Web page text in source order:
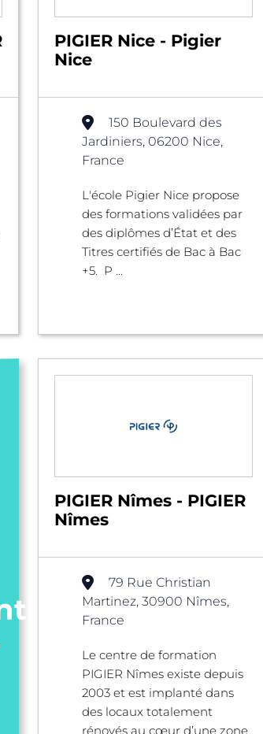
PIGIER Nice - Pigier
Nice
150 Boulevard des
Jardiniers, 06200 Nice,
France
L'école Pigier Nice propose
des formations validées par
des diplômes d’État et des
Titres certifiés de Bac à Bac
+5. P ...
PIGIER Nîmes - PIGIER
Nîmes
79 Rue Christian
Martinez, 30900 Nîmes,
France
Le centre de formation
PIGIER Nîmes existe depuis
2003 et est implanté dans
des locaux totalement
rénovés au cœur d’une zone